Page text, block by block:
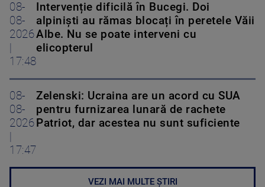
08-
08-
2026
17:48
Intervenție dificilă în Bucegi. Doi
alpiniști au rămas blocați în peretele Văii
Albe. Nu se poate interveni cu
elicopterul
08-
08-
2026
17:47
Zelenski: Ucraina are un acord cu SUA
pentru furnizarea lunară de rachete
Patriot, dar acestea nu sunt suficiente
VEZI MAI MULTE ȘTIRI